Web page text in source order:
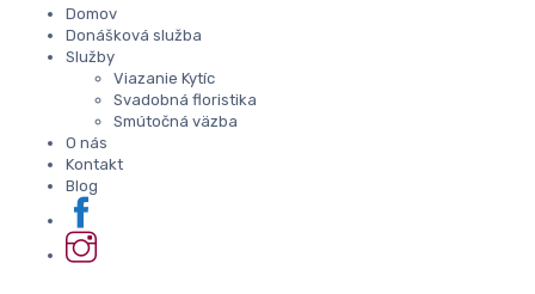
Domov
Donášková služba
Služby
Viazanie Kytíc
Svadobná floristika
Smútočná väzba
O nás
Kontakt
Blog